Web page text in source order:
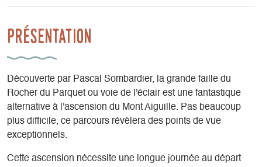
Présentation
Découverte par Pascal Sombardier, la grande faille du
Rocher du Parquet ou voie de l'éclair est une fantastique
alternative à l'ascension du Mont Aiguille. Pas beaucoup
plus difficile, ce parcours révèlera des points de vue
exceptionnels.
Cette ascension nécessite une longue journée au départ